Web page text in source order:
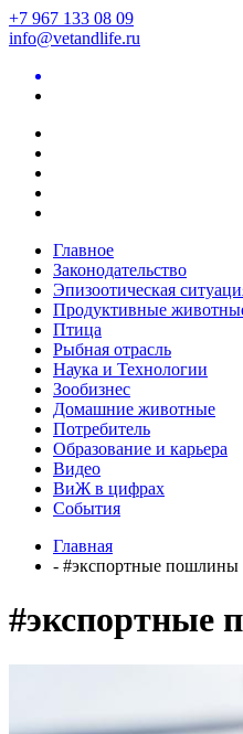
+7 967 133 08 09
info@vetandlife.ru
Главное
Законодательство
Эпизоотическая
Продуктивные
Птица
Рыбная отрасль
Наука и Технологии
Зообизнес
Домашние животные
Потребитель
Образование и карьера
Видео
ВиЖ в цифрах
События
Главная
- #экспортные пошлины
#экспортные